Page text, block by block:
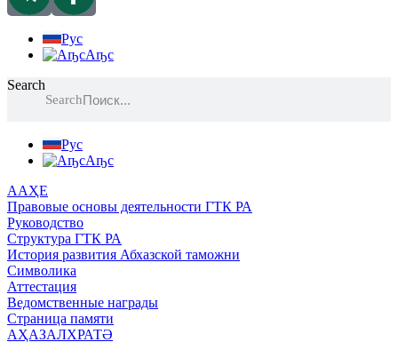
Рус
Аҧс
Search
Search
Рус
Аҧс
ААҲЕ
Правовые основы деятельности ГТК РА
Руководство
Структура ГТК РА
История развития Абхазской таможни
Символика
Аттестация
Ведомственные награды
Страница памяти
АҲАЗАЛХРАТӘ